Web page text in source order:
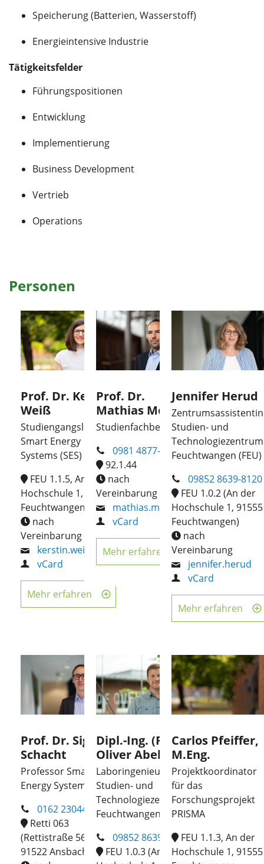
Speicherung (Batterien, Wasserstoff)
Energieintensive Industrie
Tätigkeitsfelder
Führungspositionen
Entwicklung
Implementierung
Business Development
Vertrieb
Operations
Personen
Prof. Dr. Kerstin
Weiß
Studiengangsleitung
Smart Energy
Systems (SES)
FEU 1.1.5, An der
Hochschule 1, 91555
Feuchtwangen
nach
Vereinbarung
kerstin.weiss
vCard
Mehr erfahren
Prof. Dr.
Mathias Moog
Studienfachberatung
0981 4877-315
92.1.44
nach
Vereinbarung
mathias.moog
vCard
Mehr erfahren
Jennifer Herud
Zentrumsassistentin
Studien- und
Technologiezentrum
Feuchtwangen (FEU)
09852 8639-8120
FEU 1.0.2 (An der
Hochschule 1, 91555
Feuchtwangen)
nach
Vereinbarung
jennifer.herud
vCard
Mehr erfahren
Prof. Dr. Sigurd
Schacht
Professor Smart
Energy Systems (SES)
0162 2304401
Retti 063
(Rettistraße 56,
91522 Ansbach)
Dipl.-Ing. (FH)
Oliver Abel
Laboringenieur
Studien- und
Technologiezentrum
Feuchtwangen (FEU)
09852 8639-8240
FEU 1.0.3 (An der
Carlos Pfeiffer,
M.Eng.
Projektkoordinator
für das
Forschungsprojekt
PRISMA
FEU 1.1.3, An der
Hochschule 1, 91555